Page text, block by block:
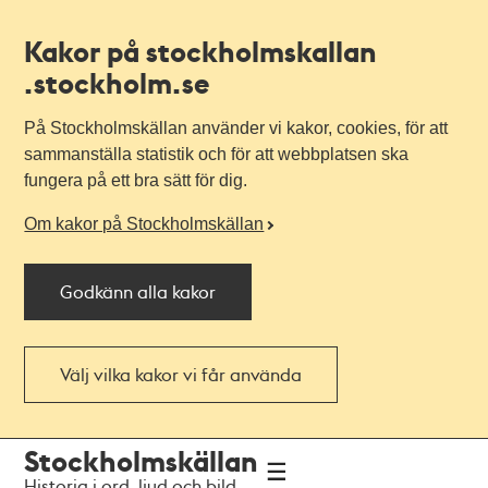
Kakor på stockholmskallan
.stockholm.se
På Stockholmskällan använder vi kakor, cookies, för att
sammanställa statistik och för att webbplatsen ska
fungera på ett bra sätt för dig.
Om kakor på Stockholmskällan
Godkänn alla kakor
Välj vilka kakor vi får använda
navigationen
huvudinnehållet
Stockholmskällan